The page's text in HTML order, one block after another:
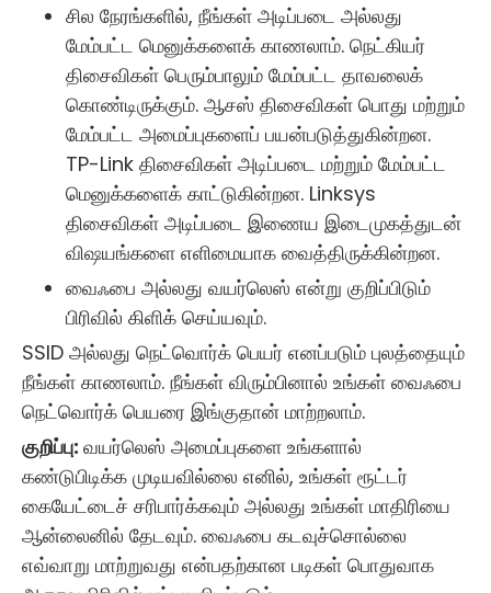
சில நேரங்களில், நீங்கள் அடிப்படை அல்லது
மேம்பட்ட மெனுக்களைக் காணலாம். நெட்கியர்
திசைவிகள் பெரும்பாலும் மேம்பட்ட தாவலைக்
கொண்டிருக்கும். ஆசஸ் திசைவிகள் பொது மற்றும்
மேம்பட்ட அமைப்புகளைப் பயன்படுத்துகின்றன.
TP-Link திசைவிகள் அடிப்படை மற்றும் மேம்பட்ட
மெனுக்களைக் காட்டுகின்றன. Linksys
திசைவிகள் அடிப்படை இணைய இடைமுகத்துடன்
விஷயங்களை எளிமையாக வைத்திருக்கின்றன.
வைஃபை அல்லது வயர்லெஸ் என்று குறிப்பிடும்
பிரிவில் கிளிக் செய்யவும்.
SSID அல்லது நெட்வொர்க் பெயர் எனப்படும் புலத்தையும்
நீங்கள் காணலாம். நீங்கள் விரும்பினால் உங்கள் வைஃபை
நெட்வொர்க் பெயரை இங்குதான் மாற்றலாம்.
குறிப்பு: வயர்லெஸ் அமைப்புகளை உங்களால்
கண்டுபிடிக்க முடியவில்லை எனில், உங்கள் ரூட்டர்
கையேட்டைச் சரிபார்க்கவும் அல்லது உங்கள் மாதிரியை
ஆன்லைனில் தேடவும். வைஃபை கடவுச்சொல்லை
எவ்வாறு மாற்றுவது என்பதற்கான படிகள் பொதுவாக